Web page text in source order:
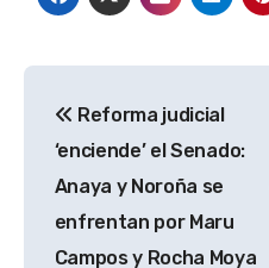
de
entradas
Reforma judicial
‘enciende’ el Senado:
Anaya y Noroña se
enfrentan por Maru
Campos y Rocha Moya